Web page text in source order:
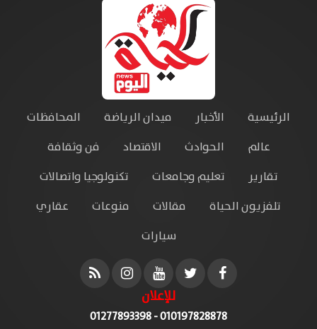
الرئيسية الأخبار ميدان الرياضة
المحافظات
عالم
الحوادث الاقتصاد
فن وثقافة
تقارير
تعليم وجامعات
تكنولوجيا واتصالات
تلفزيون الحياة
مقالات منوعات
عقاري
سيارات
للإعلان
010197828878 - 01277893398